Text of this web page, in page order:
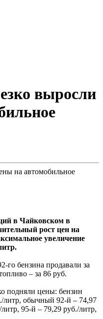
выросли
в Чайковском в
рост цен на
увеличение
го бензина продавали за
– за 86 руб.
подняли цены: бензин
литр, обычный 92-й – 74,97
95-й – 79,29 руб./литр,